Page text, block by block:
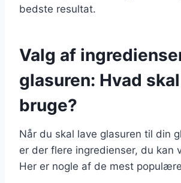
bedste resultat.
Valg af
glasuren: Hvad
bruge?
Når du skal lave glasuren til din
er der flere ingredienser, du kan
Her er nogle af de mest